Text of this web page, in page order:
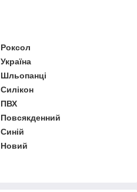
Роксол
Україна
Шльопанці
Силікон
ПВХ
Повсякденний
Синій
Новий